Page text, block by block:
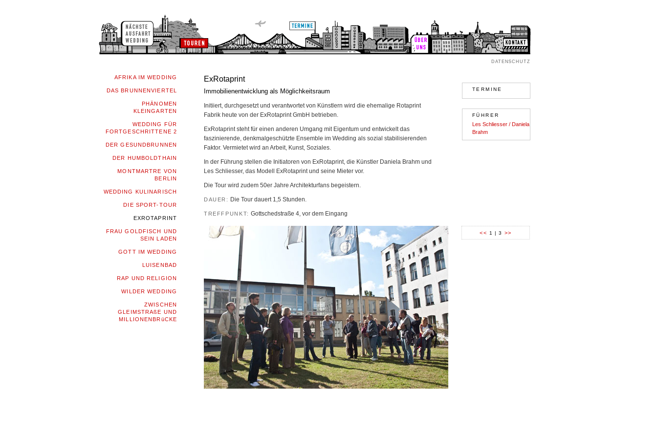
DATENSCHUTZ
AFRIKA IM WEDDING
DAS BRUNNENVIERTEL
PHÄNOMEN
KLEINGARTEN
WEDDING FÜR
FORTGESCHRITTENE 2
DER GESUNDBRUNNEN
DER HUMBOLDTHAIN
MONTMARTRE VON
BERLIN
WEDDING KULINARISCH
DIE SPORT-TOUR
EXROTAPRINT
FRAU GOLDFISCH UND
SEIN LADEN
GOTT IM WEDDING
LUISENBAD
RAP UND RELIGION
WILDER WEDDING
ZWISCHEN
GLEIMSTRAßE UND
MILLIONENBRüCKE
ExRotaprint
Immobilienentwicklung als Möglichkeitsraum
Initiiert, durchgesetzt und verantwortet von Künstlern wird die ehemalige Rotaprint
Fabrik heute von der ExRotaprint GmbH betrieben.
ExRotaprint steht für einen anderen Umgang mit Eigentum und entwickelt das
faszinierende, denkmalgeschützte Ensemble im Wedding als sozial stabilisierenden
Faktor. Vermietet wird an Arbeit, Kunst, Soziales.
In der Führung stellen die Initiatoren von ExRotaprint, die Künstler Daniela Brahm und
Les Schliesser, das Modell ExRotaprint und seine Mieter vor.
Die Tour wird zudem 50er Jahre Architekturfans begeistern.
DAUER: Die Tour dauert 1,5 Stunden.
TREFFPUNKT: Gottschedstraße 4, vor dem Eingang
TERMINE
FÜHRER
Les Schliesser / Daniela
Brahm
<< 1 | 3 >>